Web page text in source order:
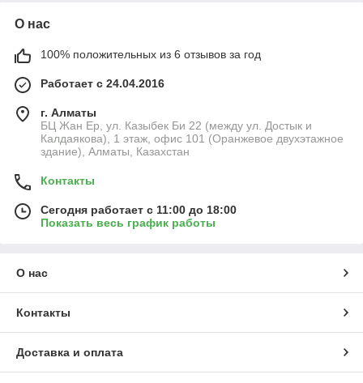
О нас
100% положительных из 6 отзывов за год
Работает с 24.04.2016
г. Алматы
БЦ Жан Ер, ул. Казыбек Би 22 (между ул. Достык и
Калдаякова), 1 этаж, офис 101 (Оранжевое двухэтажное
здание), Алматы, Казахстан
Контакты
Сегодня работает с 11:00 до 18:00
Показать весь график работы
О нас
Контакты
Доставка и оплата